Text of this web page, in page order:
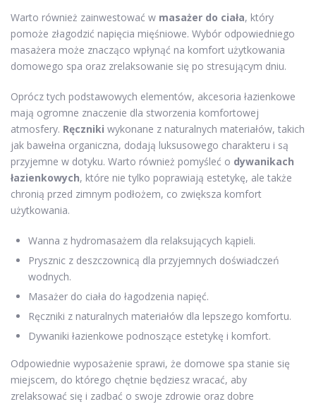
Warto również zainwestować w masażer do ciała, który
pomoże złagodzić napięcia mięśniowe. Wybór odpowiedniego
masażera może znacząco wpłynąć na komfort użytkowania
domowego spa oraz zrelaksowanie się po stresującym dniu.
Oprócz tych podstawowych elementów, akcesoria łazienkowe
mają ogromne znaczenie dla stworzenia komfortowej
atmosfery. Ręczniki wykonane z naturalnych materiałów, takich
jak bawełna organiczna, dodają luksusowego charakteru i są
przyjemne w dotyku. Warto również pomyśleć o dywanikach
łazienkowych, które nie tylko poprawiają estetykę, ale także
chronią przed zimnym podłożem, co zwiększa komfort
użytkowania.
Wanna z hydromasażem dla relaksujących kąpieli.
Prysznic z deszczownicą dla przyjemnych doświadczeń
wodnych.
Masażer do ciała do łagodzenia napięć.
Ręczniki z naturalnych materiałów dla lepszego komfortu.
Dywaniki łazienkowe podnoszące estetykę i komfort.
Odpowiednie wyposażenie sprawi, że domowe spa stanie się
miejscem, do którego chętnie będziesz wracać, aby
zrelaksować się i zadbać o swoje zdrowie oraz dobre